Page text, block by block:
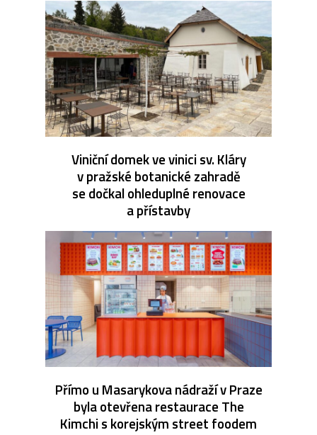
Viniční domek ve vinici sv. Kláry
v pražské botanické zahradě
se dočkal ohleduplné renovace
a přístavby
Přímo u Masarykova nádraží v Praze
byla otevřena restaurace The
Kimchi s korejským street foodem